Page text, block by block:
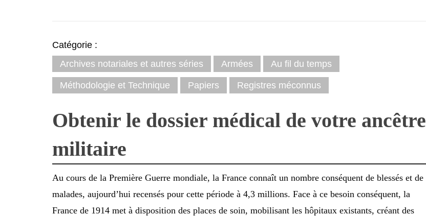
Catégorie :
Archives notariales et autres séries
Armées Au fil du temps
Méthodologie et Technique Papiers Registres méconnus
Obtenir le dossier médical de votre ancêtre
militaire
Au cours de la Première Guerre mondiale, la France connaît un nombre conséquent de blessés et de
malades, aujourd’hui recensés pour cette période à 4,3 millions. Face à ce besoin conséquent, la
France de 1914 met à disposition des places de soin, mobilisant les hôpitaux existants, créant des